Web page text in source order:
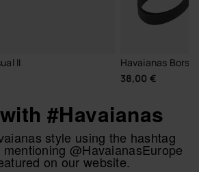
II
Havaianas Borsa
38,00 €
#Havaianas
style using the hashtag
@HavaianasEurope
on our website.